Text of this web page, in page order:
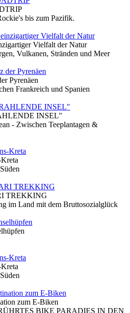
bis zum Pazifik.
Vielfalt der Natur
Vulkanen, Stränden und Meer
Pyrenäen
Frankreich und Spanien
INSEL"
- Zwischen Teeplantagen &
TREKKING
im Land mit dem Bruttosozialglück
zum E-Biken
BIKE PARADIES IN DEN